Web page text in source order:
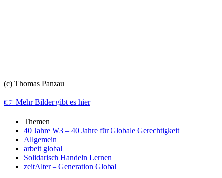
(c) Thomas Panzau
👉 Mehr Bilder gibt es hier
Themen
40 Jahre W3 – 40 Jahre für Globale Gerechtigkeit
Allgemein
arbeit global
Solidarisch Handeln Lernen
zeitAlter – Generation Global